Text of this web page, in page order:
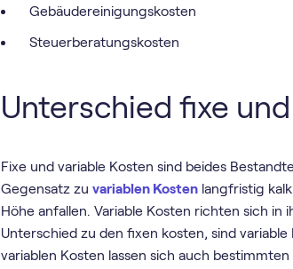
Gebäudereinigungskosten
Steuerberatungskosten
Unterschied fixe
Fixe und variable Kosten sind beides
Gegensatz zuvariablen Kosten langfristig
Höhe anfallen. Variable Kosten richten sich
Unterschied zu den fixen kosten, sind
variablen Kosten lassen sich auch